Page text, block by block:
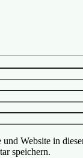
Website in
speichern.